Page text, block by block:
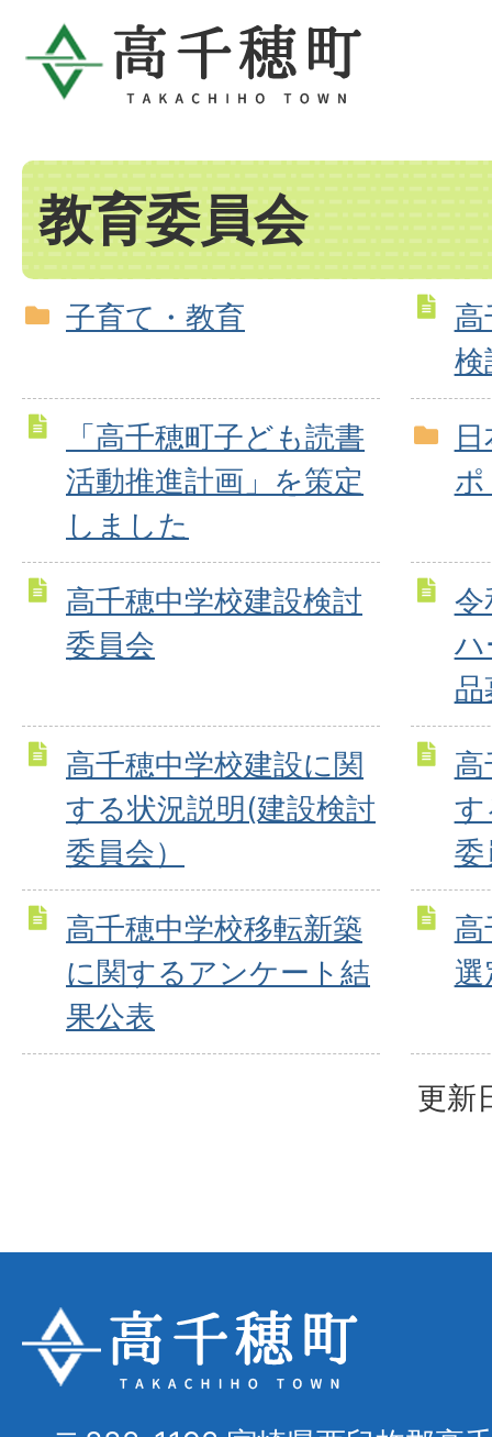
教育委員会
子育て・教育
検
「高千穂町子ども読書
活動推進計画」を策定
しました
高千穂中学校建設検討
委員会
令
ハ
高千穂中学校建設に関
する状況説明(建設検討
委員会）
す
委
高千穂中学校移転新築
に関するアンケート結
果公表
選
更新